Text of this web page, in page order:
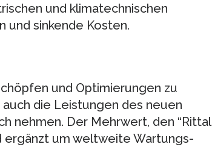
und klimatechnischen
und sinkende Kosten.
und Optimierungen zu
die Leistungen des neuen
nehmen. Der Mehrwert, den “Rittal
ergänzt um weltweite Wartungs-